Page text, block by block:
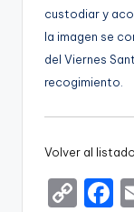
custodiar y
la imagen se
del Viernes
recogimiento.
Volver al listado
C F